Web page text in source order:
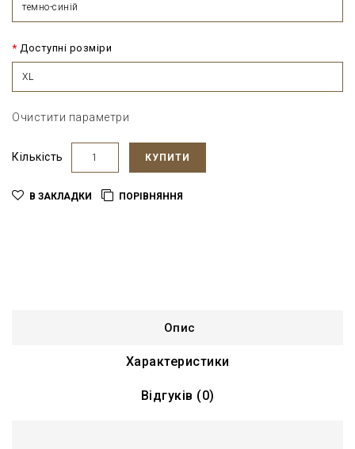
темно-синій
Доступні розміри
XL
Очистити параметри
Кількість КУПИТИ
В ЗАКЛАДКИ ПОРІВНЯННЯ
Опис
Характеристики
Відгуків (0)